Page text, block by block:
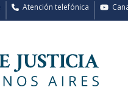
Atención telefónica